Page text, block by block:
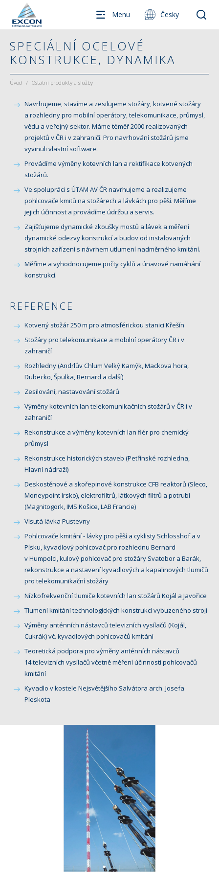
Menu Česky
SPECIÁLNÍ OCELOVÉ
KONSTRUKCE, DYNAMIKA
Úvod / Ostatní produkty a služby
Navrhujeme, stavíme a zesilujeme stožáry, kotvené stožáry
a rozhledny pro mobilní operátory, telekomunikace, průmysl,
vědu a veřejný sektor. Máme téměř 2000 realizovaných
projektů v ČR i v zahraničí. Pro navrhování stožárů jsme
vyvinuli vlastní software.
Provádíme výměny kotevních lan a rektifikace kotvených
stožárů.
Ve spolupráci s ÚTAM AV ČR navrhujeme a realizujeme
pohlcovače kmitů na stožárech a lávkách pro pěší. Měříme
jejich účinnost a provádíme údržbu a servis.
Zajišťujeme dynamické zkoušky mostů a lávek a měření
dynamické odezvy konstrukcí a budov od instalovaných
strojních zařízení s návrhem utlumení nadměrného kmitání.
Měříme a vyhodnocujeme počty cyklů a únavové namáhání
konstrukcí.
REFERENCE
Kotvený stožár 250 m pro atmosférickou stanici Křešín
Stožáry pro telekomunikace a mobilní operátory ČR i v
zahraničí
Rozhledny (Andrlův Chlum Velký Kamýk, Mackova hora,
Dubecko, Špulka, Bernard a další)
Zesilování, nastavování stožárů
Výměny kotevních lan telekomunikačních stožárů v ČR i v
zahraničí
Rekonstrukce a výměny kotevních lan flér pro chemický
průmysl
Rekonstrukce historických staveb (Petřínské rozhledna,
Hlavní nádraží)
Deskostěnové a skořepinové konstrukce CFB reaktorů (Sleco,
Moneypoint Irsko), elektrofiltrů, látkových filtrů a potrubí
(Magnitogork, IMS Košice, LAB Francie)
Visutá lávka Pustevny
Pohlcovače kmitání - lávky pro pěší a cyklisty Schlosshof a v
Písku, kyvadlový pohlcovač pro rozhlednu Bernard
v Humpolci, kulový pohlcovač pro stožáry Svatobor a Barák,
rekonstrukce a nastavení kyvadlových a kapalinových tlumičů
pro telekomunikační stožáry
Nízkofrekvenční tlumiče kotevních lan stožárů Kojál a Javořice
Tlumení kmitání technologických konstrukcí vybuzeného stroji
Výměny anténních nástavců televizních vysílačů (Kojál,
Cukrák) vč. kyvadlových pohlcovačů kmitání
Teoretická podpora pro výměny anténních nástavců
14 televizních vysílačů včetně měření účinnosti pohlcovačů
kmitání
Kyvadlo v kostele Nejsvětějšího Salvátora arch. Josefa
Pleskota